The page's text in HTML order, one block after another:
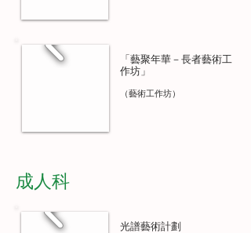
「藝聚年華－長者藝術工
作坊」
（藝術工作坊）
成人科
光譜藝術計劃